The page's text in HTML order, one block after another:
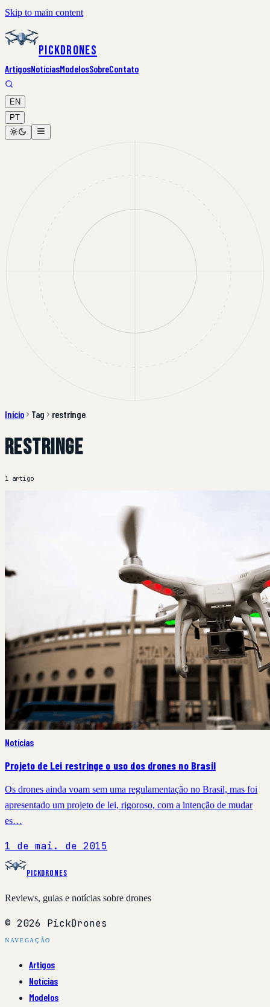
Skip to main content
PickDrones
ArtigosNotíciasModelosSobreContato
EN
PT
Início Tag restringe
restringe
1 artigo
Notícias
Projeto de Lei restringe o uso dos drones no Brasil
Os drones ainda voam sem uma regulamentação no Brasil, mas foi
apresentado um projeto de lei, rigoroso, com a intenção de mudar
es…
1 de mai. de 2015
PickDrones
Reviews, guias e notícias sobre drones
© 2026 PickDrones
NAVEGAÇÃO
Artigos
Notícias
Modelos